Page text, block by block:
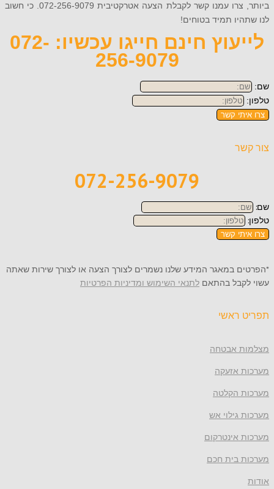
ביותר, צרו עמנו קשר לקבלת הצעה אטרקטיבית 072-256-9079. כי חשוב
תמיד בטוחים!
לייעוץ חינם חייגו עכשיו: 072-
256-9079
קשר
072-256-9079
קשר
במאגר המידע שלנו נשמרים לצורך הצעה או לצורך שירות שאתה
בהתאם לתנאי השימוש ומדיניות הפרטיות
ראשי
אבטחה
אזעקה
הקלטה
אש
אינטרקום
בית חכם